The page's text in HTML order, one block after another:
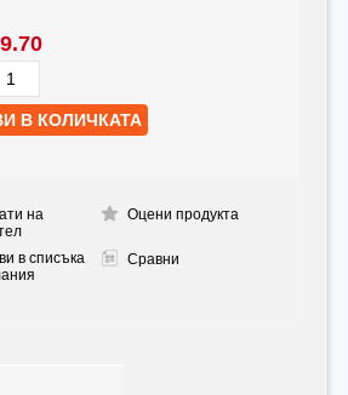
на
Оцени продукта
в списъка
Сравни